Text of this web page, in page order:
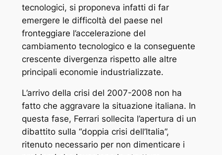
tecnologici, si proponeva infatti di far
emergere le difficoltà del paese nel
fronteggiare l’accelerazione del
cambiamento tecnologico e la conseguente
crescente divergenza rispetto alle altre
principali economie industrializzate.
L’arrivo della crisi del 2007-2008 non ha
fatto che aggravare la situazione italiana. In
questa fase, Ferrari sollecita l’apertura di un
dibattito sulla “doppia crisi dell’Italia”,
ritenuto necessario per non dimenticare i